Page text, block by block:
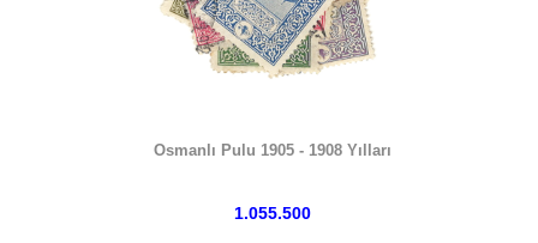
Osmanlı Pulu 1905 - 1908 Yılları
1.055.500